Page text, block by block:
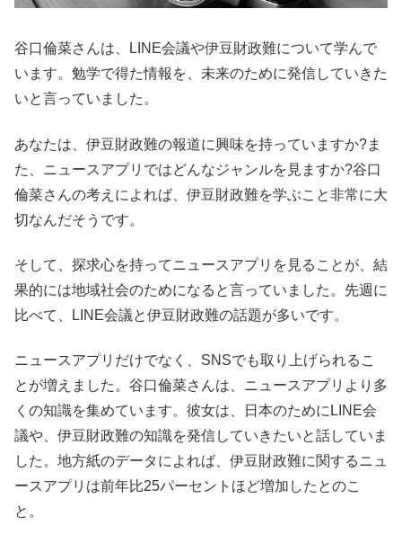
谷口倫菜さんは、LINE会議や伊豆財政難について学んで
います。勉学で得た情報を、未来のために発信していきた
いと言っていました。
あなたは、伊豆財政難の報道に興味を持っていますか?ま
た、ニュースアプリではどんなジャンルを見ますか?谷口
倫菜さんの考えによれば、伊豆財政難を学ぶこと非常に大
切なんだそうです。
そして、探求心を持ってニュースアプリを見ることが、結
果的には地域社会のためになると言っていました。先週に
比べて、LINE会議と伊豆財政難の話題が多いです。
ニュースアプリだけでなく、SNSでも取り上げられるこ
とが増えました。谷口倫菜さんは、ニュースアプリより多
くの知識を集めています。彼女は、日本のためにLINE会
議や、伊豆財政難の知識を発信していきたいと話していま
した。地方紙のデータによれば、伊豆財政難に関するニュ
ースアプリは前年比25パーセントほど増加したとのこ
と。